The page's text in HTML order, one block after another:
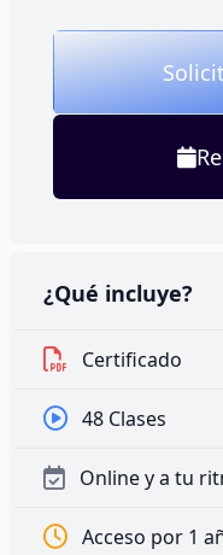
¿Qué incluye?
Certificado
48 Clases
Online y a tu
Acceso por 1